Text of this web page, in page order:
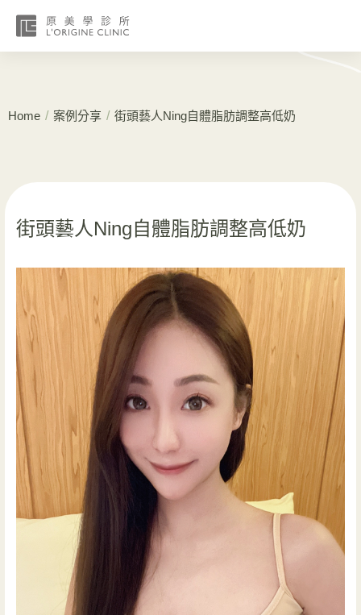
Home / 案例分享 / 街頭藝人Ning自體脂肪調整高低奶
街頭藝人Ning自體脂肪調整高低奶